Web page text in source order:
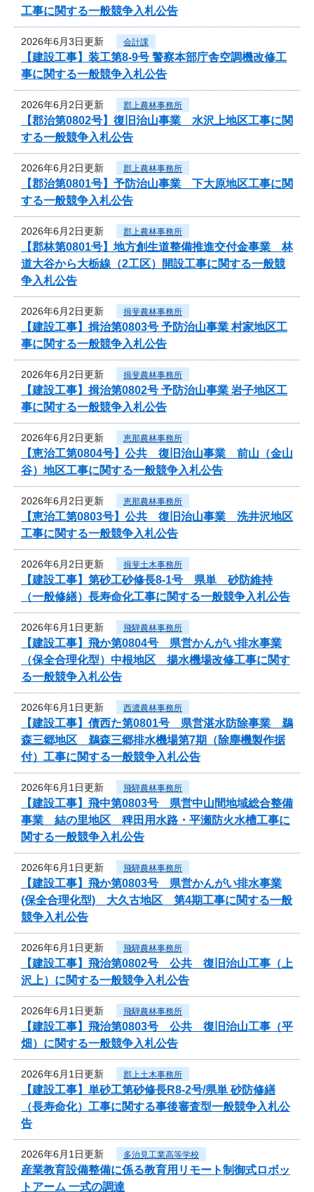
工事に関する一般競争入札公告
2026年6月3日更新 会計課
【建設工事】装工第8-9号 警察本部庁舎空調機改修工
事に関する一般競争入札公告
2026年6月2日更新 郡上農林事務所
【郡治第0802号】復旧治山事業 水沢上地区工事に関
する一般競争入札公告
2026年6月2日更新 郡上農林事務所
【郡治第0801号】予防治山事業 下大原地区工事に関
する一般競争入札公告
2026年6月2日更新 郡上農林事務所
【郡林第0801号】地方創生道整備推進交付金事業 林
道大谷から大栃線（2工区）開設工事に関する一般競
争入札公告
2026年6月2日更新 揖斐農林事務所
【建設工事】揖治第0803号 予防治山事業 村家地区工
事に関する一般競争入札公告
2026年6月2日更新 揖斐農林事務所
【建設工事】揖治第0802号 予防治山事業 岩子地区工
事に関する一般競争入札公告
2026年6月2日更新 恵那農林事務所
【恵治工第0804号】公共 復旧治山事業 前山（金山
谷）地区工事に関する一般競争入札公告
2026年6月2日更新 恵那農林事務所
【恵治工第0803号】公共 復旧治山事業 洗井沢地区
工事に関する一般競争入札公告
2026年6月2日更新 揖斐土木事務所
【建設工事】第砂工砂修長8-1号 県単 砂防維持
（一般修繕）長寿命化工事に関する一般競争入札公告
2026年6月1日更新 飛騨農林事務所
【建設工事】飛か第0804号 県営かんがい排水事業
（保全合理化型）中根地区 揚水機場改修工事に関す
る一般競争入札公告
2026年6月1日更新 西濃農林事務所
【建設工事】債西た第0801号 県営湛水防除事業 鵜
森三郷地区 鵜森三郷排水機場第7期（除塵機製作据
付）工事に関する一般競争入札公告
2026年6月1日更新 飛騨農林事務所
【建設工事】飛中第0803号 県営中山間地域総合整備
事業 結の里地区 稗田用水路・平瀬防火水槽工事に
関する一般競争入札公告
2026年6月1日更新 飛騨農林事務所
【建設工事】飛か第0803号 県営かんがい排水事業
(保全合理化型) 大久古地区 第4期工事に関する一般
競争入札公告
2026年6月1日更新 飛騨農林事務所
【建設工事】飛治第0802号 公共 復旧治山工事（上
沢上）に関する一般競争入札公告
2026年6月1日更新 飛騨農林事務所
【建設工事】飛治第0803号 公共 復旧治山工事（平
畑）に関する一般競争入札公告
2026年6月1日更新 郡上土木事務所
【建設工事】単砂工第砂修長R8-2号/県単 砂防修繕
（長寿命化）工事に関する事後審査型一般競争入札公
告
2026年6月1日更新 多治見工業高等学校
産業教育設備整備に係る教育用リモート制御式ロボッ
トアーム 一式の調達